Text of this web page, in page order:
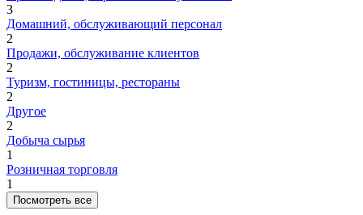
3
Домашний, обслуживающий персонал
2
Продажи, обслуживание клиентов
2
Туризм, гостиницы, рестораны
2
Другое
2
Добыча сырья
1
Розничная торговля
1
Посмотреть все